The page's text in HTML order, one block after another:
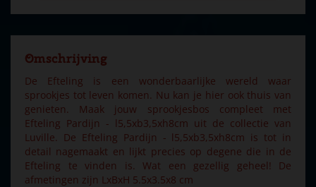
Omschrijving
De Efteling is een wonderbaarlijke wereld waar
sprookjes tot leven komen. Nu kan je hier ook thuis van
genieten. Maak jouw sprookjesbos compleet met
Efteling Pardijn - l5,5xb3,5xh8cm uit de collectie van
Luville. De Efteling Pardijn - l5,5xb3,5xh8cm is tot in
detail nagemaakt en lijkt precies op degene die in de
Efteling te vinden is. Wat een gezellig geheel! De
afmetingen zijn LxBxH 5.5x3.5x8 cm